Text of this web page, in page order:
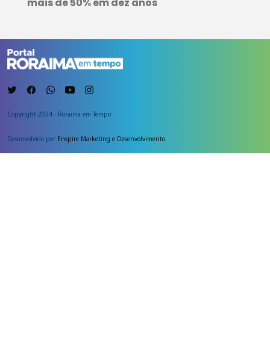
mais de 50% em dez anos
Copyright 2024 - Roraima em Tempo
Desenvolvido por Enspire Marketing e Desenvolvimento